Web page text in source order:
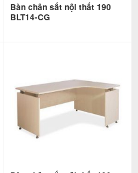
Bàn chân sắt nội thất 190
BLT14-CG